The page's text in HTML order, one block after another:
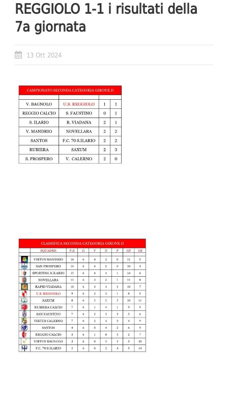
REGGIOLO 1-1 i risultati della
7a giornata
13 Ott 2024